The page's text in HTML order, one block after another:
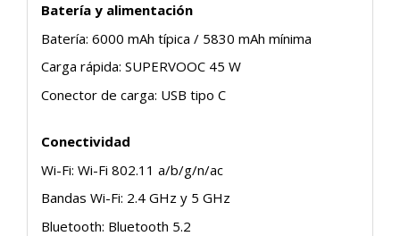
Batería y alimentación
Batería: 6000 mAh típica / 5830 mAh mínima
Carga rápida: SUPERVOOC 45 W
Conector de carga: USB tipo C
Conectividad
Wi-Fi: Wi-Fi 802.11 a/b/g/n/ac
Bandas Wi-Fi: 2.4 GHz y 5 GHz
Bluetooth: Bluetooth 5.2